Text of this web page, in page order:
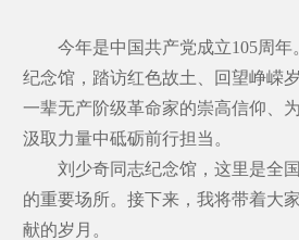
今年是中国共产党成立105周年
纪念馆，踏访红色故土、回望峥嵘
一辈无产阶级革命家的崇高信仰、
汲取力量中砥砺前行担当。
刘少奇同志纪念馆，这里是全
的重要场所。接下来，我将带着大
献的岁月。